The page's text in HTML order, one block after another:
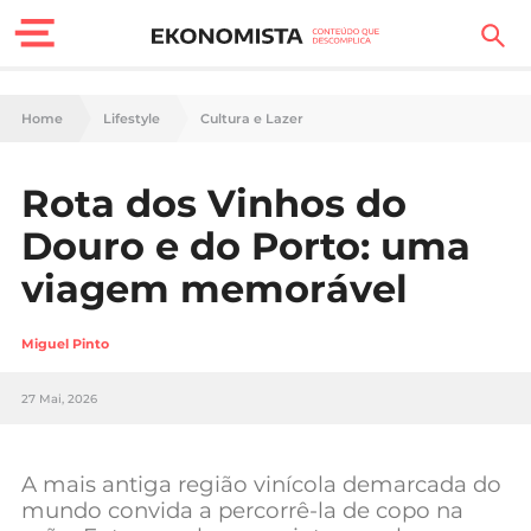
Finanças Pessoais
Carreira
Casa
Lifestyle
Sociedade
Negócios
Home Lifestyle Cultura e Lazer
Rota dos Vinhos do
Douro e do Porto: uma
viagem memorável
Miguel Pinto
27 Mai, 2026
A mais antiga região vinícola demarcada do
mundo convida a percorrê-la de copo na